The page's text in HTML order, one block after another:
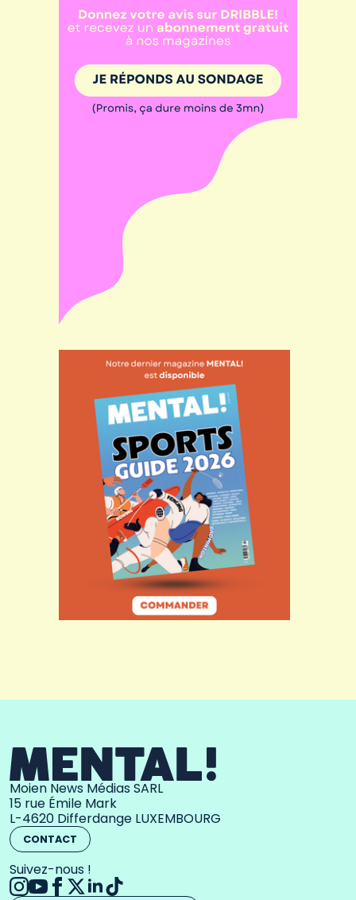
Moien News Médias SARL
15 rue Émile Mark
L-4620 Differdange LUXEMBOURG
CONTACT
Suivez-nous !